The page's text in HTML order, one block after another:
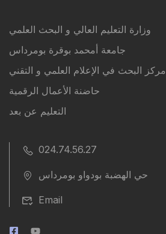
وزارة التعليم العالي و البحث العلمي
جامعة أمحمد بوقرة بومرداس
مركز البحث في الإعلام العلمي و التقني
حاضنة الأعمال الرقمية
التعليم عن بعد
024.74.56.27
حي الهضبة بودواو بومرداس
Email